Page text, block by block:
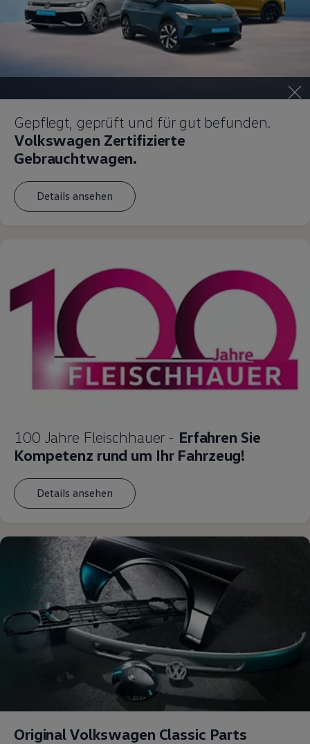
Gepflegt, geprüft und für gut befunden.
Volkswagen Zertifizierte
Gebrauchtwagen.
Details ansehen
100 Jahre Fleischhauer - Erfahren Sie
Kompetenz rund um Ihr Fahrzeug!
Details ansehen
Original Volkswagen Classic Parts